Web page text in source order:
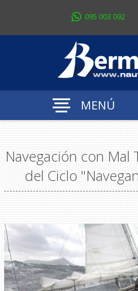
095 003 092
MENÚ
Navegación con Mal
del Ciclo